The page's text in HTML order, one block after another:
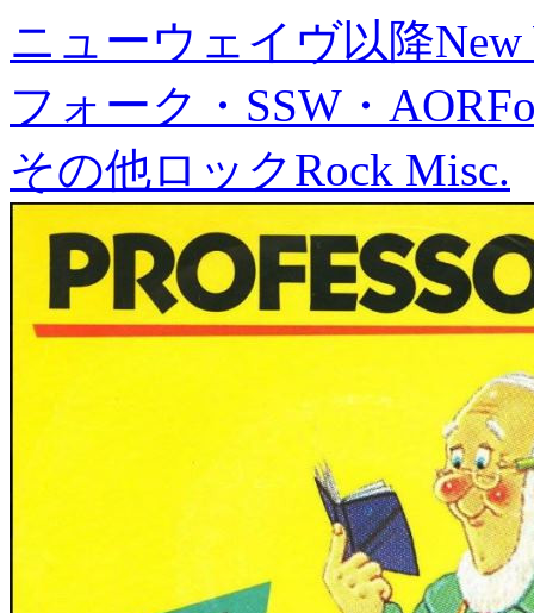
ニューウェイヴ以降New
フォーク・SSW・AOR
その他ロックRock Misc.